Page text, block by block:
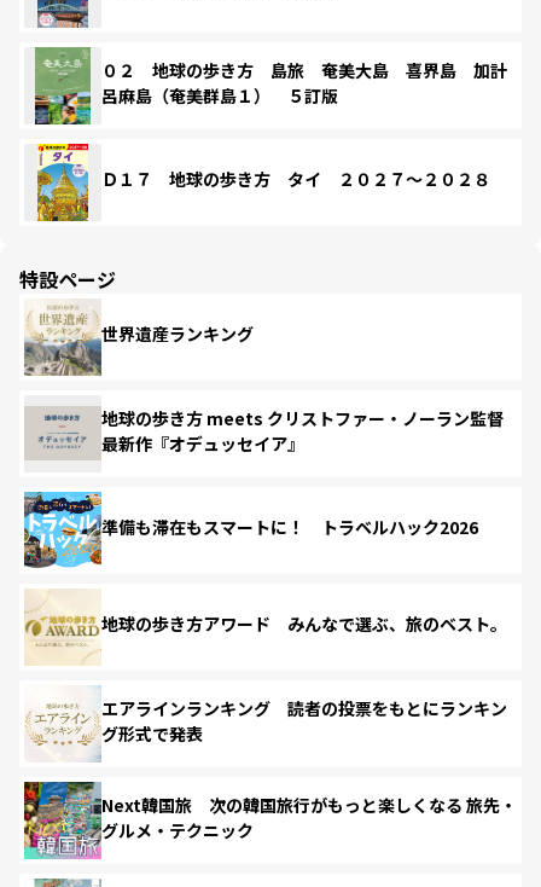
０２ 地球の歩き方 島旅 奄美大島 喜界島 加計
呂麻島（奄美群島１） ５訂版
Ｄ１７ 地球の歩き方 タイ ２０２７～２０２８
特設ページ
世界遺産ランキング
地球の歩き方 meets クリストファー・ノーラン監督
最新作『オデュッセイア』
準備も滞在もスマートに！ トラベルハック2026
地球の歩き方アワード みんなで選ぶ、旅のベスト。
エアラインランキング 読者の投票をもとにランキン
グ形式で発表
Next韓国旅 次の韓国旅行がもっと楽しくなる 旅先・
グルメ・テクニック